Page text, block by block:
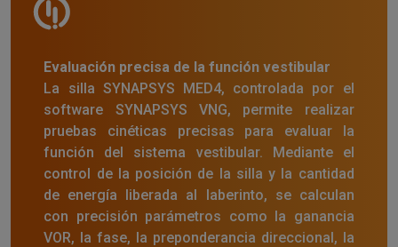
Evaluación precisa de la función vestibular
La silla SYNAPSYS MED4, controlada por el
software SYNAPSYS VNG, permite realizar
pruebas cinéticas precisas para evaluar la
función del sistema vestibular. Mediante el
control de la posición de la silla y la cantidad
de energía liberada al laberinto, se calculan
con precisión parámetros como la ganancia
VOR, la fase, la preponderancia direccional, la